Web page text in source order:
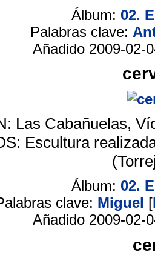
Álbum: 02.
Palabras clave:
Añadido 2009-02-
Las Cabañuelas,
Escultura
Álbum: 02.
clave: Miguel [
Añadido 2009-02-